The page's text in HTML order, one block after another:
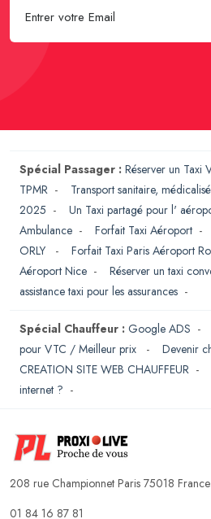
Spécial Passager : Réserver un Taxi
TPMR - Transport sanitaire, médicalisé
2025 - Un Taxi partagé pour l'
Ambulance - Forfait Taxi Aéroport -
ORLY
- Forfait Taxi Paris Aéroport
Aéroport Nice - Réserver un taxi
assistance taxi pour les assurances -
Spécial Chauffeur : Google ADS -
pour VTC / Meilleur prix
- Devenir
CREATION SITE WEB CHAUFFEUR -
internet ? -
208 rue Championnet Paris 75018 France
01 84 16 87 81